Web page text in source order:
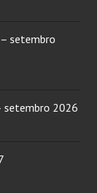
setembro
setembro 2026